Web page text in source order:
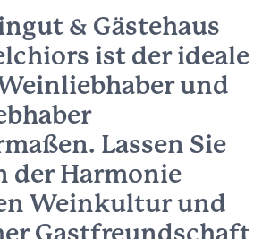
& Gästehaus
ist der ideale
und
Lassen Sie
der Harmonie
Weinkultur und